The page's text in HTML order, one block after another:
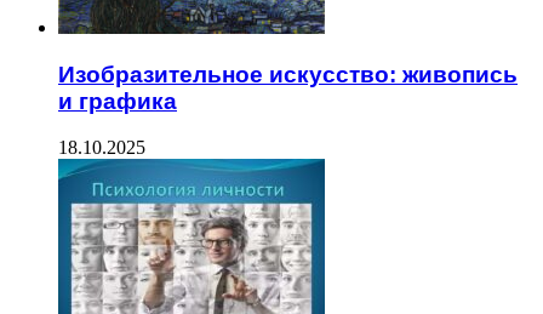
Изобразительное искусство: живопись
и графика
18.10.2025